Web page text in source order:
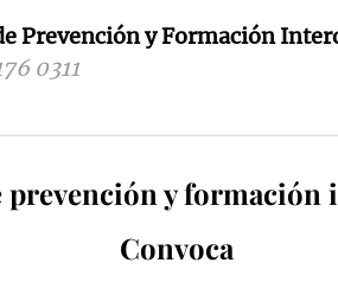
Prevención y Formación
0311
prevención y
Convoca